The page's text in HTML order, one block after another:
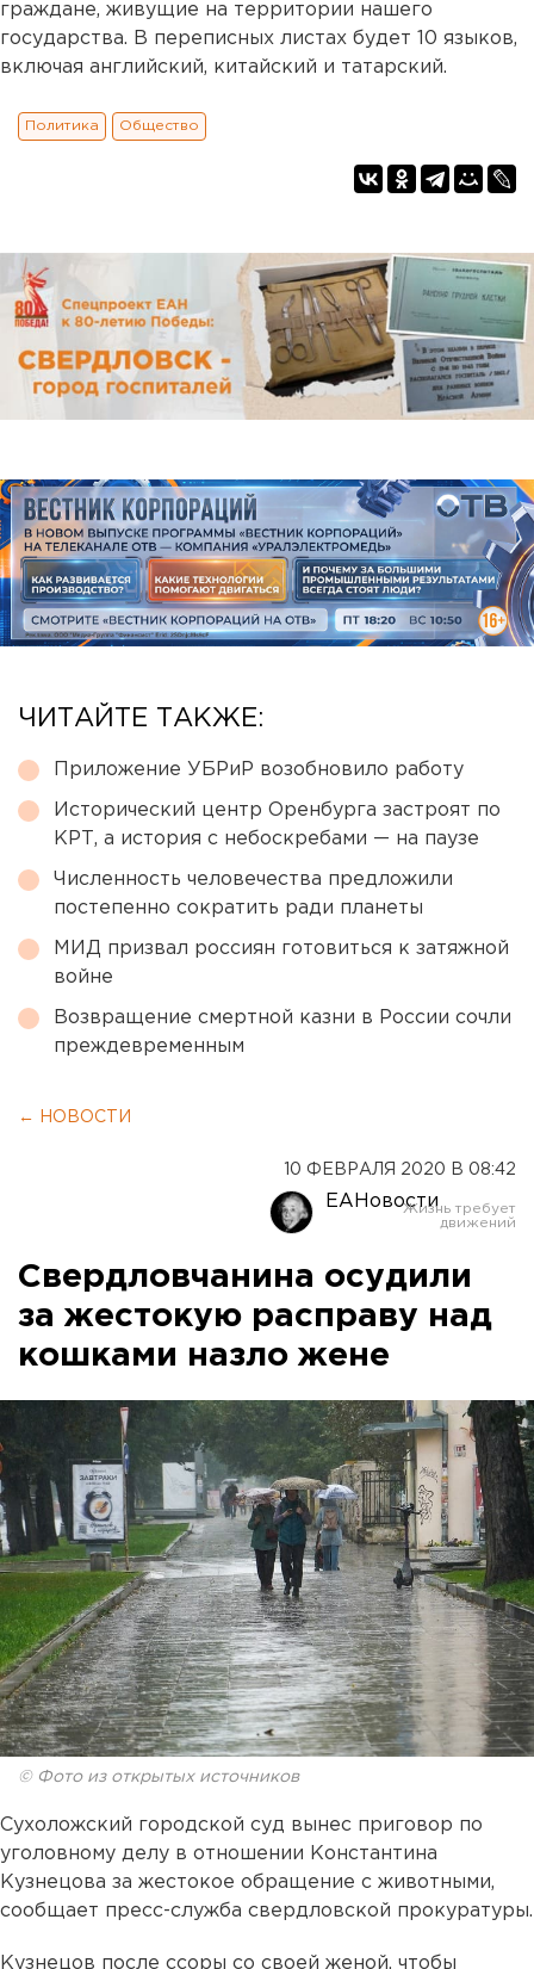
граждане, живущие на территории нашего
государства. В переписных листах будет 10 языков,
включая английский, китайский и татарский.
Политика Общество
ЧИТАЙТЕ ТАКЖЕ:
Приложение УБРиР возобновило работу
Исторический центр Оренбурга застроят по
КРТ, а история с небоскребами — на паузе
Численность человечества предложили
постепенно сократить ради планеты
МИД призвал россиян готовиться к затяжной
войне
Возвращение смертной казни в России сочли
преждевременным
← НОВОСТИ
10 ФЕВРАЛЯ 2020 В 08:42
ЕАНовости
Свердловчанина осудили
за жестокую расправу над
кошками назло жене
© Фото из открытых источников
Сухоложский городской суд вынес приговор по
уголовному делу в отношении Константина
Кузнецова за жестокое обращение с животными,
сообщает пресс-служба свердловской прокуратуры.
Кузнецов после ссоры со своей женой, чтобы